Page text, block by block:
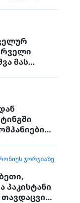
მას
ვეფხვი
ᲯᲝᲠᲯᲘᲐᲖᲔ
პაკისტანი